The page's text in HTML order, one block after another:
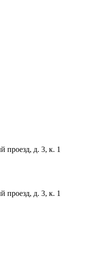
проезд, д. 3, к. 1
проезд, д. 3, к. 1